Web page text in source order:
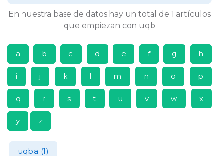
En nuestra base de datos hay un total de 1 artículos
que empiezan con uqb
a b c d e f g h
i j k l m n o p
q r s t u v w x
y z
uqba (1)